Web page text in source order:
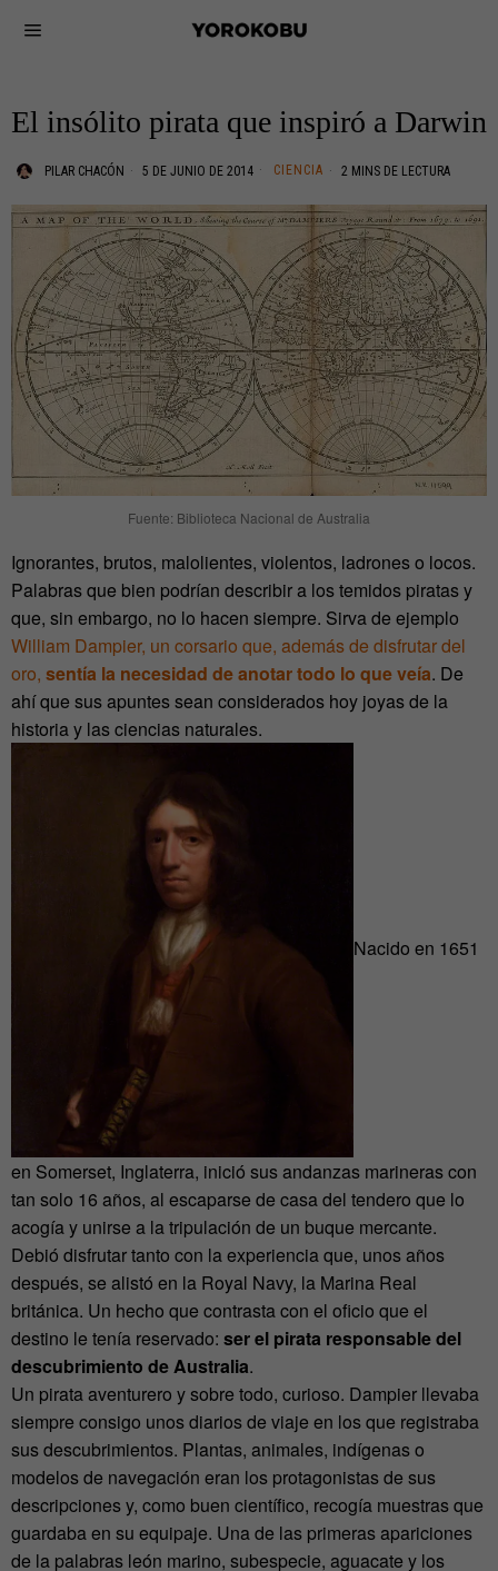
El insólito pirata que inspiró a Darwin
PILAR CHACÓN 5 DE JUNIO DE 2014 CIENCIA 2 MINS DE LECTURA
Fuente: Biblioteca Nacional de Australia
Ignorantes, brutos, malolientes, violentos, ladrones o locos.
Palabras que bien podrían describir a los temidos piratas y
que, sin embargo, no lo hacen siempre. Sirva de ejemplo
William Dampier, un corsario que, además de disfrutar del
oro, sentía la necesidad de anotar todo lo que veía. De
ahí que sus apuntes sean considerados hoy joyas de la
historia y las ciencias naturales.
Nacido en 1651
en Somerset, Inglaterra, inició sus andanzas marineras con
tan solo 16 años, al escaparse de casa del tendero que lo
acogía y unirse a la tripulación de un buque mercante.
Debió disfrutar tanto con la experiencia que, unos años
después, se alistó en la Royal Navy, la Marina Real
británica. Un hecho que contrasta con el oficio que el
destino le tenía reservado: ser el pirata responsable del
descubrimiento de Australia.
Un pirata aventurero y sobre todo, curioso. Dampier llevaba
siempre consigo unos diarios de viaje en los que registraba
sus descubrimientos. Plantas, animales, indígenas o
modelos de navegación eran los protagonistas de sus
descripciones y, como buen científico, recogía muestras que
guardaba en su equipaje. Una de las primeras apariciones
de la palabras león marino, subespecie, aguacate y los